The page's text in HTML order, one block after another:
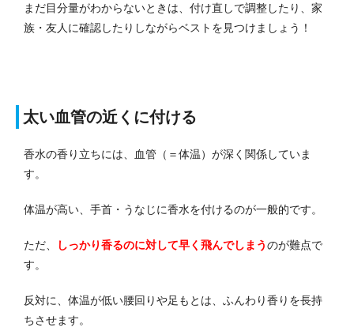
まだ目分量がわからないときは、付け直しで調整したり、家
族・友人に確認したりしながらベストを見つけましょう！
太い血管の近くに付ける
香水の香り立ちには、血管（＝体温）が深く関係していま
す。
体温が高い、手首・うなじに香水を付けるのが一般的です。
ただ、 しっかり香るのに対して早く飛んでしまうのが難点で
す。
反対に、体温が低い腰回りや足もとは、ふんわり香りを長持
ちさせます。